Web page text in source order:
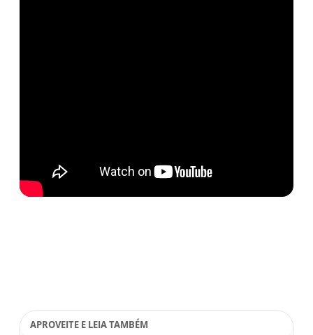
APROVEITE E LEIA TAMBÉM